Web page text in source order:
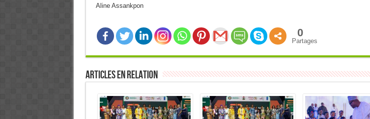
Aline Assankpon
0
Partages
Articles en relation